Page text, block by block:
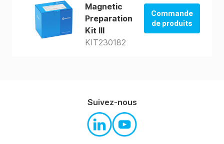
Magnetic
Preparation
Kit III
KIT230182
Commande
de produits
Suivez-nous